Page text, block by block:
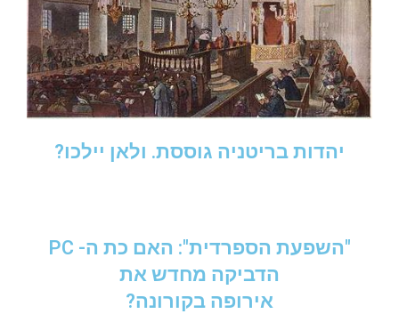
יהדות בריטניה גוססת. ולאן יילכו?
"השפעת הספרדית": האם כת ה- PC
הדביקה מחדש את
אירופה בקורונה?